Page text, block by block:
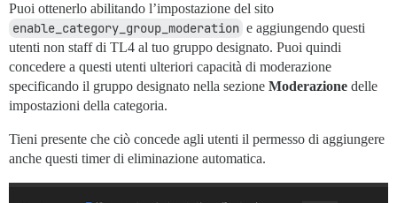
Puoi ottenerlo abilitando l’impostazione del sito
enable_category_group_moderation e aggiungendo questi
utenti non staff di TL4 al tuo gruppo designato. Puoi quindi
concedere a questi utenti ulteriori capacità di moderazione
specificando il gruppo designato nella sezione Moderazione delle
impostazioni della categoria.
Tieni presente che ciò concede agli utenti il permesso di aggiungere
anche questi timer di eliminazione automatica.